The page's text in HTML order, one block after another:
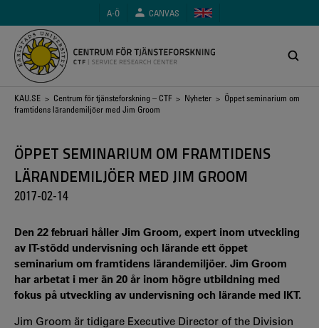
huvudinnehåll
A-Ö CANVAS
Länkstig
KAU.SE > Centrum för tjänsteforskning – CTF > Nyheter > Öppet seminarium om
framtidens lärandemiljöer med Jim Groom
ÖPPET SEMINARIUM OM FRAMTIDENS
LÄRANDEMILJÖER MED JIM GROOM
2017-02-14
Den 22 februari håller Jim Groom, expert inom utveckling
av IT-stödd undervisning och lärande ett öppet
seminarium om framtidens lärandemiljöer. Jim Groom
har arbetat i mer än 20 år inom högre utbildning med
fokus på utveckling av undervisning och lärande med IKT.
Jim Groom är tidigare Executive Director of the Division